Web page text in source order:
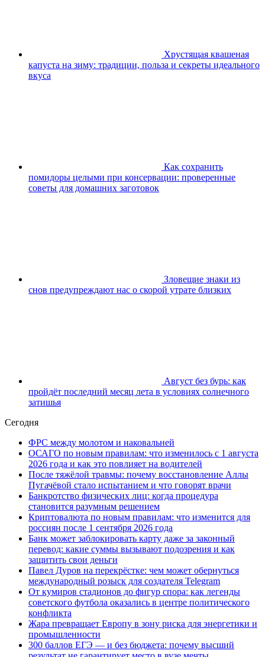
Хрустящая квашеная
капуста на зиму: традиции, польза и секреты идеального
вкуса
Как сохранить
помидоры целыми при консервации: проверенные
советы для домашних заготовок
Зловещие знаки из
снов предупреждают нас о скорой утрате близких
Август без бурь: как
пройдёт последний месяц лета в условиях солнечного
затишья
Сегодня
ФРС между молотом и наковальней
ОСАГО по новым правилам: что изменилось с 1 августа
2026 года и как это повлияет на водителей
После тяжёлой травмы: почему восстановление Аллы
Пугачёвой стало испытанием и что говорят врачи
Банкротство физических лиц: когда процедура
становится разумным решением
Криптовалюта по новым правилам: что изменится для
россиян после 1 сентября 2026 года
Банк может заблокировать карту даже за законный
перевод: какие суммы вызывают подозрения и как
защитить свои деньги
Павел Дуров на перекрёстке: чем может обернуться
международный розыск для создателя Telegram
От кумиров стадионов до фигур спора: как легенды
советского футбола оказались в центре политического
конфликта
Жара превращает Европу в зону риска для энергетики и
промышленности
300 баллов ЕГЭ — и без бюджета: почему высший